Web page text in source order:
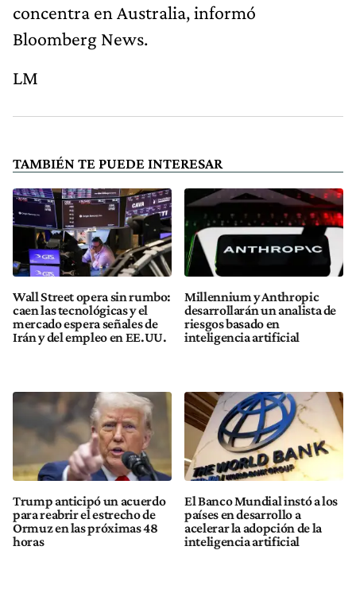
concentra en Australia, informó
Bloomberg News.
LM
TAMBIÉN TE PUEDE INTERESAR
Wall Street opera sin rumbo:
caen las tecnológicas y el
mercado espera señales de
Irán y del empleo en EE.UU.
Millennium y Anthropic
desarrollarán un analista de
riesgos basado en
inteligencia artificial
Trump anticipó un acuerdo
para reabrir el estrecho de
Ormuz en las próximas 48
horas
El Banco Mundial instó a los
países en desarrollo a
acelerar la adopción de la
inteligencia artificial